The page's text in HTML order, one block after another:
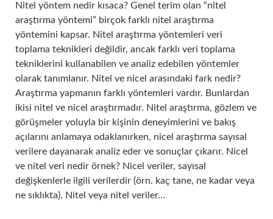
Nitel yöntem nedir kısaca? Genel terim olan “nitel
araştırma yöntemi” birçok farklı nitel araştırma
yöntemini kapsar. Nitel araştırma yöntemleri veri
toplama teknikleri değildir, ancak farklı veri toplama
tekniklerini kullanabilen ve analiz edebilen yöntemler
olarak tanımlanır. Nitel ve nicel arasındaki fark nedir?
Araştırma yapmanın farklı yöntemleri vardır. Bunlardan
ikisi nitel ve nicel araştırmadır. Nitel araştırma, gözlem ve
görüşmeler yoluyla bir kişinin deneyimlerini ve bakış
açılarını anlamaya odaklanırken, nicel araştırma sayısal
verilere dayanarak analiz eder ve sonuçlar çıkarır. Nicel
ve nitel veri nedir örnek? Nicel veriler, sayısal
değişkenlerle ilgili verilerdir (örn. kaç tane, ne kadar veya
ne sıklıkta). Nitel veya nitel veriler…